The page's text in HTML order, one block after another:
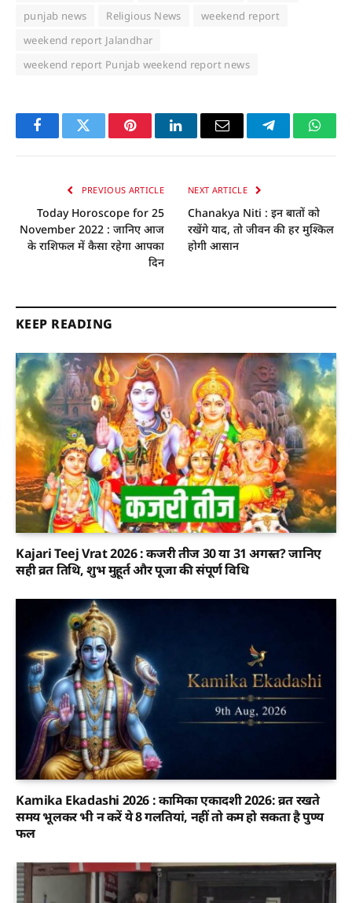
punjab news
Religious News
weekend report
weekend report Jalandhar
weekend report Punjab weekend report news
FacebookTwitter PinterestLinkedInEmail Telegram
PREVIOUS ARTICLE
Today Horoscope for 25
November 2022 : जानिए आज
के राशिफल में कैसा रहेगा आपका
दिन
NEXT ARTICLE
Chanakya Niti : इन बातों को
रखेंगे याद, तो जीवन की हर मुश्किल
होगी आसान
KEEP READING
Kajari Teej Vrat 2026 : कजरी तीज 30 या 31 अगस्त? जानिए
सही व्रत तिथि, शुभ मुहूर्त और पूजा की संपूर्ण विधि
Kamika Ekadashi 2026 : कामिका एकादशी 2026: व्रत रखते
समय भूलकर भी न करें ये 8 गलतियां, नहीं तो कम हो सकता है पुण्य
फल